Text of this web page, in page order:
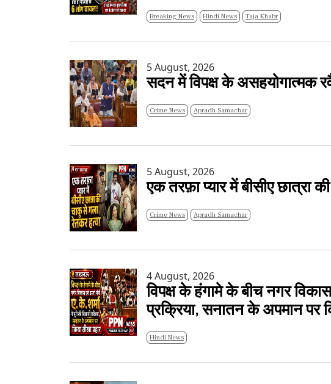
Breaking News Hindi News Taja Khabr
5 August, 2026
सदन में विपक्ष के असहयोगात्मक
Crime News Apradh Samachar
5 August, 2026
एक तरफ़ा प्यार में बीसीए छात्रा
Crime News Apradh Samachar
4 August, 2026
विपक्ष के हंगामे के बीच नगर
प्रक्रिया, सनातन के अपमान पर
Hindi News